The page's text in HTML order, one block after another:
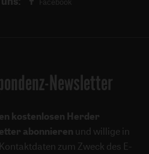
Newsletter
kostenlosen Herder
abonnieren und willige in
zum Zweck des E-